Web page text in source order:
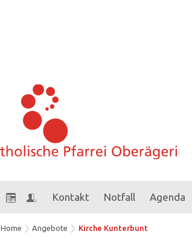
Kontakt Notfall Agenda
Home Angebote Kirche Kunterbunt